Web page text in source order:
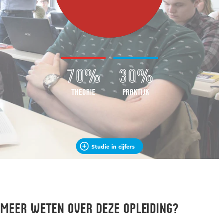
30%
Praktijk
70%
Theorie
Studie in cijfers
Meer weten over deze opleiding?